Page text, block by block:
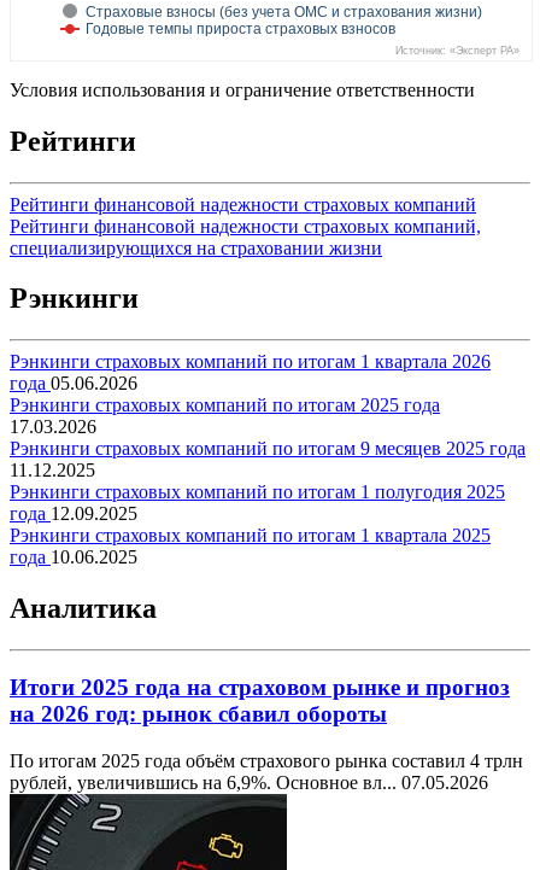
Страховые взносы (без учета ОМС и страхования жизни)
Годовые темпы прироста страховых взносов
Источник: «Эксперт РА»
Условия использования и ограничение ответственности
Рейтинги
Рейтинги финансовой надежности страховых компаний
Рейтинги финансовой надежности страховых компаний,
специализирующихся на страховании жизни
Рэнкинги
Рэнкинги страховых компаний по итогам 1 квартала 2026
года 05.06.2026
Рэнкинги страховых компаний по итогам 2025 года
17.03.2026
Рэнкинги страховых компаний по итогам 9 месяцев 2025 года
11.12.2025
Рэнкинги страховых компаний по итогам 1 полугодия 2025
года 12.09.2025
Рэнкинги страховых компаний по итогам 1 квартала 2025
года 10.06.2025
Аналитика
Итоги 2025 года на страховом рынке и прогноз
на 2026 год: рынок сбавил обороты
По итогам 2025 года объём страхового рынка составил 4 трлн
рублей, увеличившись на 6,9%. Основное вл... 07.05.2026